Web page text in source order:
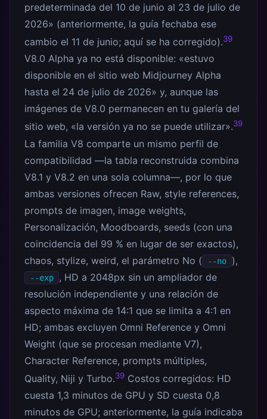
predeterminada del 10 de junio al 23 de julio de
2026» (anteriormente, la guía fechaba ese
cambio el 11 de junio; aquí se ha corregido).39
V8.0 Alpha ya no está disponible: «estuvo
disponible en el sitio web Midjourney Alpha
hasta el 24 de julio de 2026» y, aunque las
imágenes de V8.0 permanecen en tu galería del
sitio web, «la versión ya no se puede utilizar».39
La familia V8 comparte un mismo perfil de
compatibilidad —la tabla reconstruida combina
V8.1 y V8.2 en una sola columna—, por lo que
ambas versiones ofrecen Raw, style references,
prompts de imagen, image weights,
Personalización, Moodboards, seeds (con una
coincidencia del 99 % en lugar de ser exactos),
chaos, stylize, weird, el parámetro No (
--no ),
--exp
, HD a 2048px sin un ampliador de
resolución independiente y una relación de
aspecto máxima de 14:1 que se limita a 4:1 en
HD; ambas excluyen Omni Reference y Omni
Weight (que se procesan mediante V7),
Character Reference, prompts múltiples,
Quality, Niji y Turbo.39 Costos corregidos: HD
cuesta 1,3 minutos de GPU y SD cuesta 0,8
minutos de GPU; anteriormente, la guía indicaba